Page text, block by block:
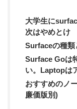
大学生に
次はやめとけ
Surfaceの種類
Surface Goは
い。Laptopは
おすすめのノ
廉価版別)